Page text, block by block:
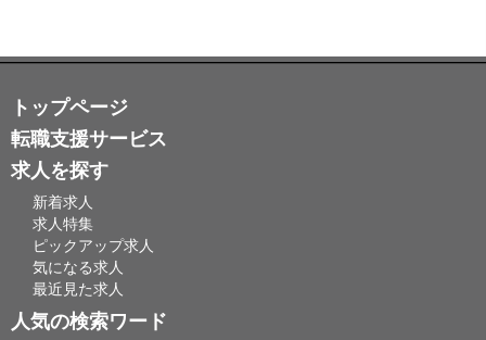
トップページ
転職支援サービス
求人を探す
新着求人
求人特集
ピックアップ求人
気になる求人
最近見た求人
人気の検索ワード